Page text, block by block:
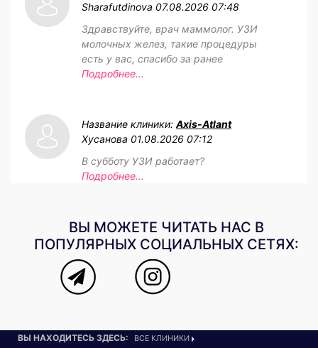
Sharafutdinova 07.08.2026 07:48
Здравствуйте, врач маммолог. УЗИ
молочных желез, такие процедуры
есть у вас, спасибо за ранее
Подробнее...
Название клиники:Axis-Atlant
Хусанова 01.08.2026 07:12
В субботу УЗИ работает?
Подробнее...
ВЫ МОЖЕТЕ ЧИТАТЬ НАС В
ПОПУЛЯРНЫХ СОЦИАЛЬНЫХ СЕТЯХ:
ВЫ НАХОДИТЕСЬ ЗДЕСЬ:
ВСЕ КЛИНИКИ